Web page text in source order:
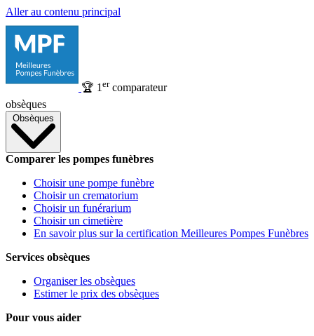
Aller au contenu principal
🏆 1 ercomparateur
obsèques
Obsèques
Comparer les pompes funèbres
Choisir une pompe funèbre
Choisir un crematorium
Choisir un funérarium
Choisir un cimetière
En savoir plus sur la certification Meilleures Pompes Funèbres
Services obsèques
Organiser les obsèques
Estimer le prix des obsèques
Pour vous aider